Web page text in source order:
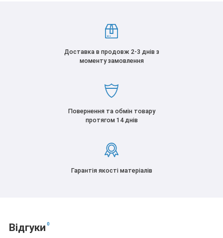
Доставка в продовж 2-3 днів з
моменту замовлення
Повернення та обмін товару
протягом 14 днів
Гарантія якості матеріалів
Відгуки 0